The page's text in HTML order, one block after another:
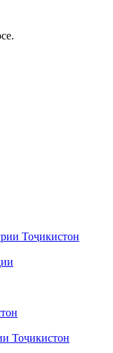
Тоҷикистон
Тоҷикистон